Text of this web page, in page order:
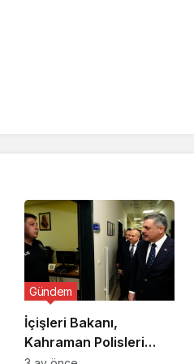
İçişleri Bakanı,
Kahraman Polisleri
Gündem